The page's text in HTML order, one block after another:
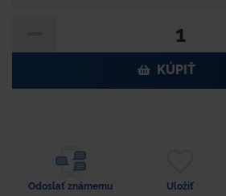
KÚPIŤ
Odoslať známemu Uložiť